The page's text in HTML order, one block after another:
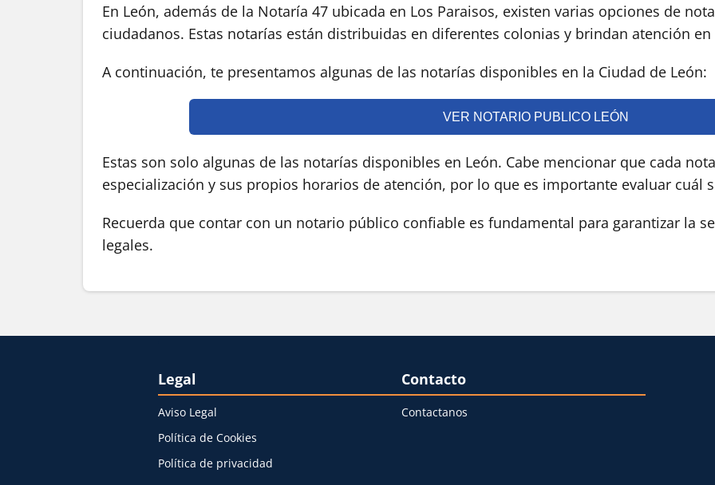
En León, además de la Notaría 47 ubicada en Los Paraisos, existen varias opciones de
ciudadanos. Estas notarías están distribuidas en diferentes colonias y brindan atención
A continuación, te presentamos algunas de las notarías disponibles en la Ciudad de León:
VER NOTARIO PUBLICO LEÓN
Estas son solo algunas de las notarías disponibles en León. Cabe mencionar que cada
especialización y sus propios horarios de atención, por lo que es importante evaluar cuál
Recuerda que contar con un notario público confiable es fundamental para garantizar la
legales.
Legal
Aviso Legal
Política de Cookies
Política de privacidad
Contacto
Contactanos